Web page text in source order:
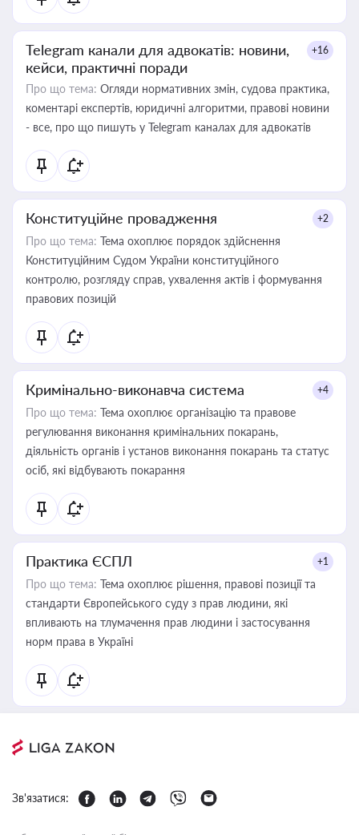
Telegram канали для адвокатів: новини,
кейси, практичні поради
+16
Про що тема: Огляди нормативних змін, судова практика,
коментарі експертів, юридичні алгоритми, правові новини
- все, про що пишуть у Telegram каналах для адвокатів
Конституційне провадження +2
Про що тема: Тема охоплює порядок здійснення
Конституційним Судом України конституційного
контролю, розгляду справ, ухвалення актів і формування
правових позицій
Кримінально-виконавча система +4
Про що тема: Тема охоплює організацію та правове
регулювання виконання кримінальних покарань,
діяльність органів і установ виконання покарань та статус
осіб, які відбувають покарання
Практика ЄСПЛ +1
Про що тема: Тема охоплює рішення, правові позиції та
стандарти Європейського суду з прав людини, які
впливають на тлумачення прав людини і застосування
норм права в Україні
Зв'язатися: